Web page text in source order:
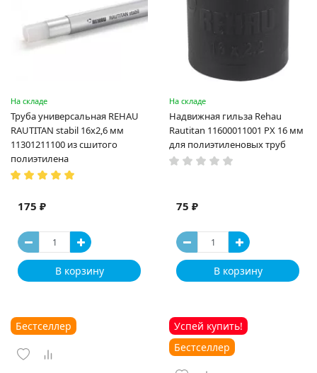
На складе
Труба универсальная REHAU
RAUTITAN stabil 16х2,6 мм
11301211100 из сшитого
полиэтилена
175 ₽
В корзину
На складе
Надвижная гильза Rehau
Rautitan 11600011001 PX 16 мм
для полиэтиленовых труб
75 ₽
В корзину
Бестселлер
Успей купить!
Бестселлер